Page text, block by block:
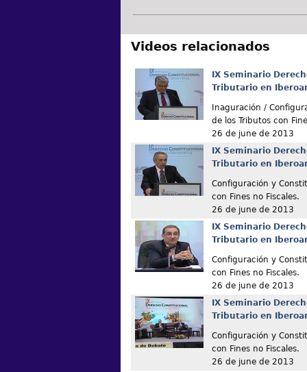
Videos relacionados
IX Seminario
Tributario en
Inaguración /
de los Tributos con
26 de june de 2013
IX Seminario
Tributario en
Configuración y
con Fines no Fiscales.
26 de june de 2013
IX Seminario
Tributario en
Configuración y
con Fines no Fiscales.
26 de june de 2013
IX Seminario
Tributario en
Configuración y
con Fines no Fiscales.
26 de june de 2013